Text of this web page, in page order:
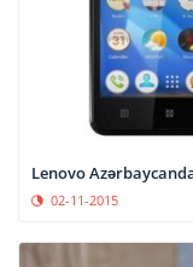
02-11-2015